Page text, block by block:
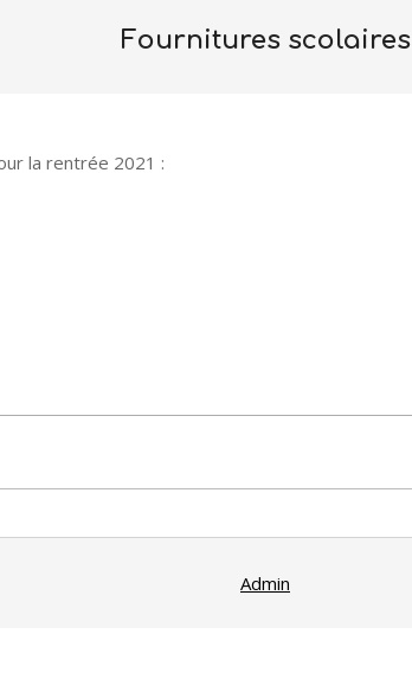
Fournitures scolaires
la rentrée 2021 :
Admin